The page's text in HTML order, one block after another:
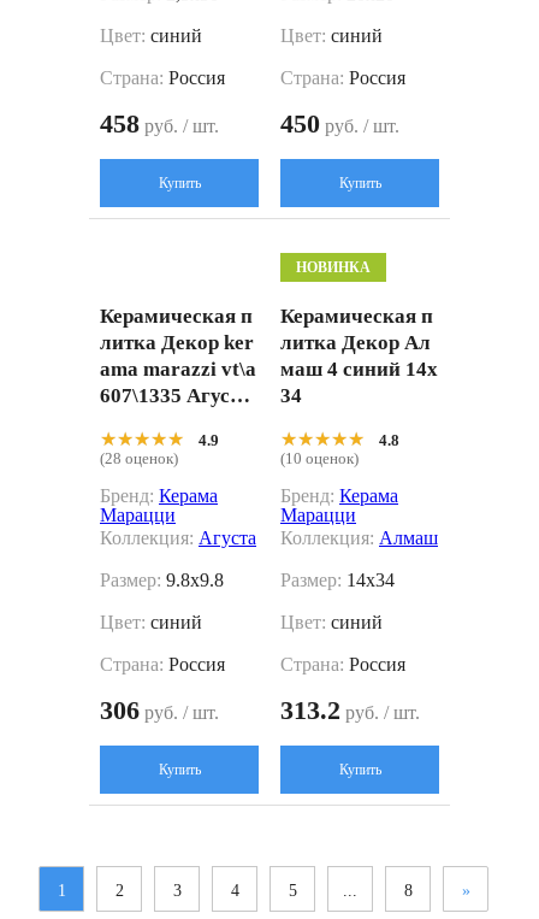
Цвет: синий
Страна: Россия
458 руб. / шт.
Купить
Цвет: синий
Страна: Россия
450 руб. / шт.
Купить
Керамическая п
литка Декор ker
ama marazzi vt\a
607\1335 Агуста
й 9.8x9.8
★★★★★
★★★★★
4.9
(28 оценок)
Бренд: Керама
Марацци
Коллекция: Агуста
Размер: 9.8x9.8
Цвет: синий
Страна: Россия
306 руб. / шт.
Купить
НОВИНКА
Керамическая п
литка Декор Ал
маш 4 синий 14x
34
★★★★★
★★★★★
4.8
(10 оценок)
Бренд: Керама
Марацци
Коллекция: Алмаш
Размер: 14x34
Цвет: синий
Страна: Россия
313.2 руб. / шт.
Купить
1 2 3 4 5 ... 8 »